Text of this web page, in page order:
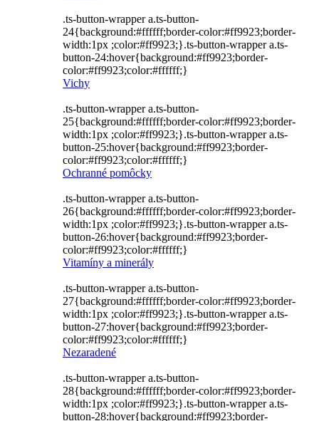
.ts-button-wrapper a.ts-button-
24{background:#ffffff;border-color:#ff9923;border-
width:1px ;color:#ff9923;}.ts-button-wrapper a.ts-
button-24:hover{background:#ff9923;border-
color:#ff9923;color:#ffffff;}
Vichy
.ts-button-wrapper a.ts-button-
25{background:#ffffff;border-color:#ff9923;border-
width:1px ;color:#ff9923;}.ts-button-wrapper a.ts-
button-25:hover{background:#ff9923;border-
color:#ff9923;color:#ffffff;}
Ochranné pomôcky
.ts-button-wrapper a.ts-button-
26{background:#ffffff;border-color:#ff9923;border-
width:1px ;color:#ff9923;}.ts-button-wrapper a.ts-
button-26:hover{background:#ff9923;border-
color:#ff9923;color:#ffffff;}
Vitamíny a minerály
.ts-button-wrapper a.ts-button-
27{background:#ffffff;border-color:#ff9923;border-
width:1px ;color:#ff9923;}.ts-button-wrapper a.ts-
button-27:hover{background:#ff9923;border-
color:#ff9923;color:#ffffff;}
Nezaradené
.ts-button-wrapper a.ts-button-
28{background:#ffffff;border-color:#ff9923;border-
width:1px ;color:#ff9923;}.ts-button-wrapper a.ts-
button-28:hover{background:#ff9923;border-